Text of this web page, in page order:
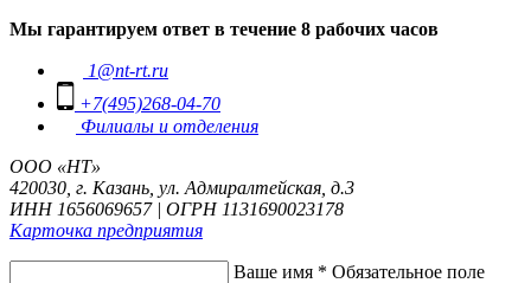
Мы гарантируем ответ в течение 8 рабочих часов
1@nt-rt.ru
+7(495)268-04-70
Филиалы и отделения
ООО «НТ»
420030, г. Казань, ул. Адмиралтейская, д.3
ИНН 1656069657 | ОГРН 1131690023178
Карточка предприятия
Ваше имя * Обязательное поле